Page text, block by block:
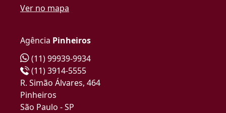
Ver no mapa
Agência Pinheiros
(11) 99939-9934
(11) 3914-5555
R. Simão Álvares, 464
Pinheiros
São Paulo - SP